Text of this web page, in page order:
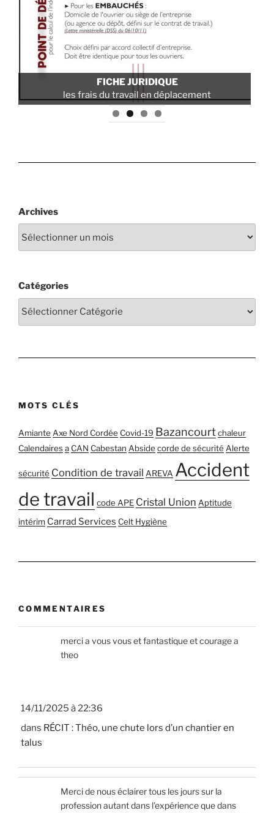
POLITIQUE SANTÉ ET SÉCURITÉ
pour les travaux sur cordes
Archives
Catégories
MOTS CLÉS
AmianteAxe Nord Cordée Covid-19 Bazancourtchaleur
Calendairesa CAN Cabestan Absidecorde de sécuritéAlerte
sécurité Condition de travail AREVA Accident
de travail code APE Cristal Union Aptitude
intérim Carrad Services Celt Hygiène
COMMENTAIRES
14/11/2025 à 22:36
dans RÉCIT : Théo, une chute lors d’un chantier en
talus
merci a vous vous et fantastique et courage a
theo
Merci de nous éclairer tous les jours sur la
profession autant dans l’expérience que dans